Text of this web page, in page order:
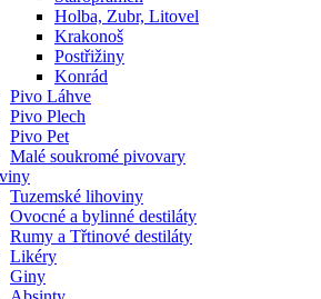
Holba, Zubr, Litovel
Krakonoš
Postřižiny
Konrád
Pivo Láhve
Pivo Plech
Pivo Pet
Malé soukromé pivovary
Tuzemské lihoviny
Ovocné a bylinné destiláty
Rumy a Třtinové destiláty
Likéry
Giny